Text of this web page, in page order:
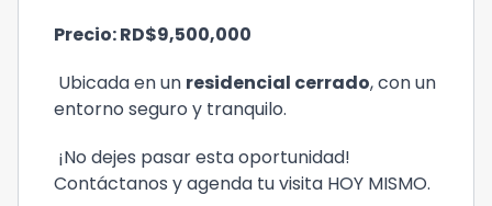
Precio: RD$9,500,000
Ubicada en un residencial cerrado, con un
entorno seguro y tranquilo.
¡No dejes pasar esta oportunidad!
Contáctanos y agenda tu visita HOY MISMO.